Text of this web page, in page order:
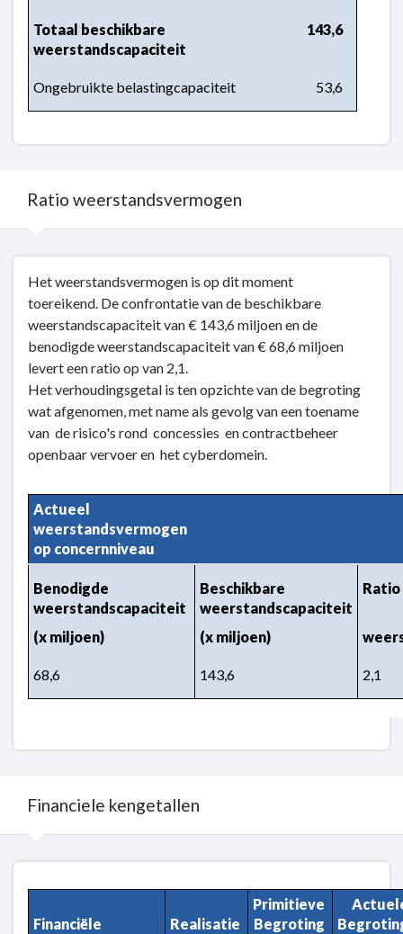
Totaal beschikbare
weerstandscapaciteit
143,6
Ongebruikte belastingcapaciteit 53,6
Ratio weerstandsvermogen
navigatie
Weerstandsvermogen
Ratio
weerstandsvermogen
Het weerstandsvermogen is op dit moment
toereikend. De confrontatie van de beschikbare
weerstandscapaciteit van € 143,6 miljoen en de
benodigde weerstandscapaciteit van € 68,6 miljoen
levert een ratio op van 2,1.
Het verhoudingsgetal is ten opzichte van de begroting
wat afgenomen, met name als gevolg van een toename
van de risico's rond concessies en contractbeheer
openbaar vervoer en het cyberdomein.
Actueel
weerstandsvermogen
op concernniveau
Benodigde
weerstandscapaciteit
Beschikbare
weerstandscapaciteit
Ratio
(x miljoen) (x miljoen)
68,6 143,6 2,1
Financiele kengetallen
navigatie
Financiële
Realisatie
Primitieve
Begroting